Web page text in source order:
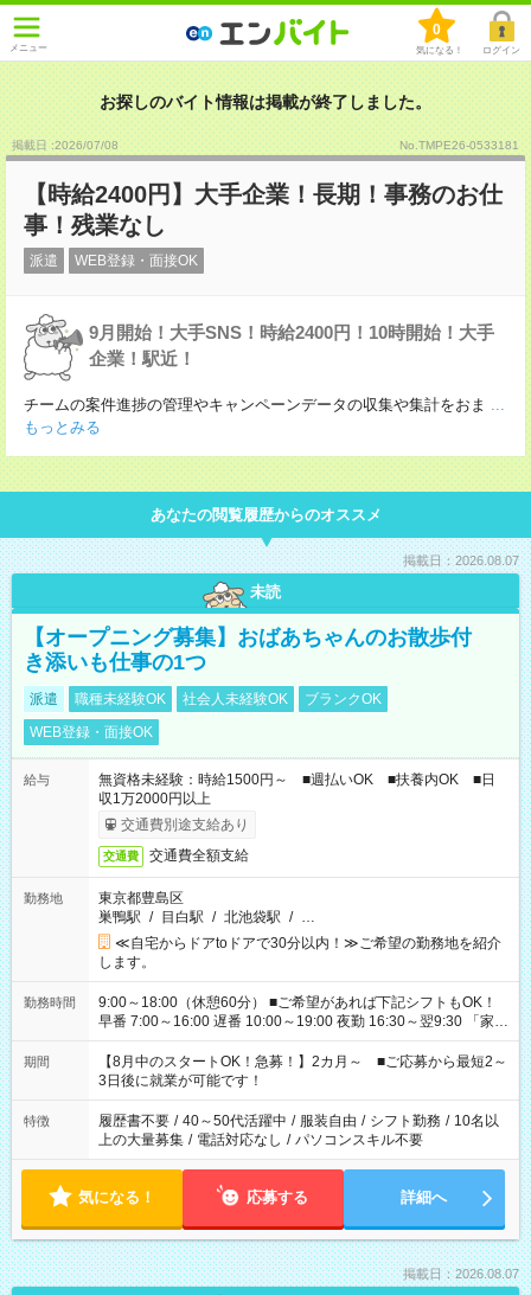
メニュー
0
気になる！ ログイン
お探しのバイト情報は掲載が終了しました。
掲載日 :2026/07/08 No.TMPE26-0533181
【時給2400円】大手企業！長期！事務のお仕
事！残業なし
派遣 WEB登録・面接OK
9月開始！大手SNS！時給2400円！10時開始！大手
企業！駅近！
チームの案件進捗の管理やキャンペーンデータの収集や集計をおま ...
もっとみる
あなたの閲覧履歴からのオススメ
掲載日：2026.08.07
未読
【オープニング募集】おばあちゃんのお散歩付
き添いも仕事の1つ
派遣 職種未経験OK 社会人未経験OK
ブランクOK
WEB登録・面接OK
給与
無資格未経験：時給1500円～ ■週払いOK ■扶養内OK ■日
収1万2000円以上
交通費別途支給あり
交通費 交通費全額支給
勤務地
東京都豊島区
巣鴨駅 / 目白駅 / 北池袋駅 / …
≪自宅からドアtoドアで30分以内！≫ご希望の勤務地を紹介
します。
勤務時間
9:00～18:00（休憩60分） ■ご希望があれば下記シフトもOK！
早番 7:00～16:00 遅番 10:00～19:00 夜勤 16:30～翌9:30 「家族
と休みを合わせたい」 「余裕を持って夕飯の準備がしたい」
「できれば残業はしたくない」 など、ご希望を教えてください
ね。 ※Wワーク希望の方へ 今ご覧のお仕事で希望する勤務時間
と、もう1つのお仕事の勤務時間。 合計で週40時間を超える場
合は応募できません。
期間
【8月中のスタートOK！急募！】2カ月～ ■ご応募から最短2～
3日後に就業が可能です！
特徴 履歴書不要 / 40～50代活躍中 / 服装自由 / シフト勤務 / 10名以
上の大量募集 / 電話対応なし / パソコンスキル不要
気になる！ 応募する 詳細へ
掲載日：2026.08.07